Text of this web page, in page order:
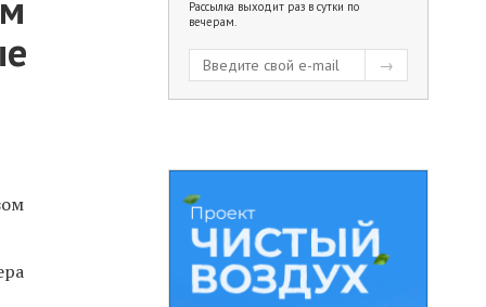
Рассылка выходит раз в сутки по
вечерам.